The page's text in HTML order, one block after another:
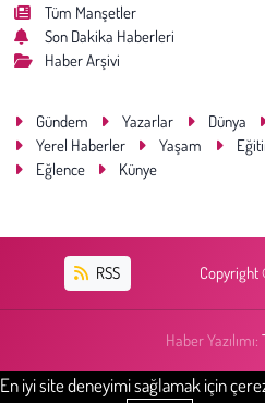
Tüm Manşetler
Son Dakika Haberleri
Haber Arşivi
Gündem Yazarlar Dünya
Yerel Haberler
Yaşam
Eğlence
Künye
RSS Copyright
Haber Yazılımı:
En iyi site deneyimi sağlamak için
Galeri
Günün İçinden
Vefat İlanları
Hukuk